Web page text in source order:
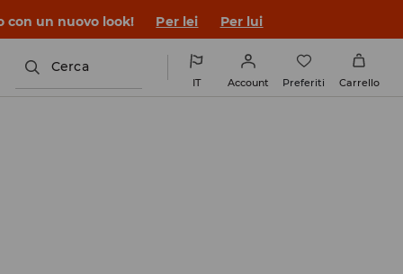
con un nuovo look! Per lei Per lui
Cerca
IT Account Preferiti Carrello